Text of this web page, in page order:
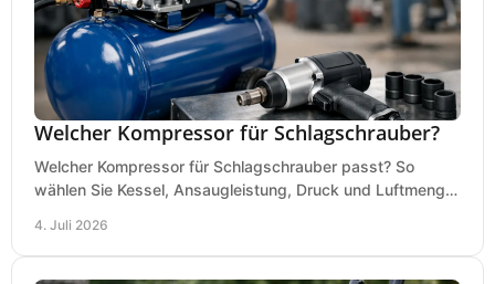
Welcher Kompressor für Schlagschrauber?
Welcher Kompressor für Schlagschrauber passt? So
wählen Sie Kessel, Ansaugleistung, Druck und Luftmenge
4. Juli 2026